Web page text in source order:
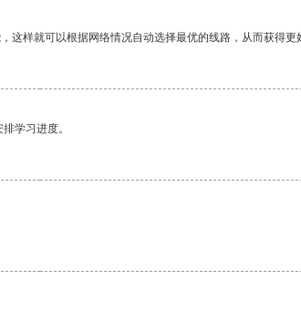
样就可以根据网络情况自动选择最优的线路，从而获得更
学习进度。